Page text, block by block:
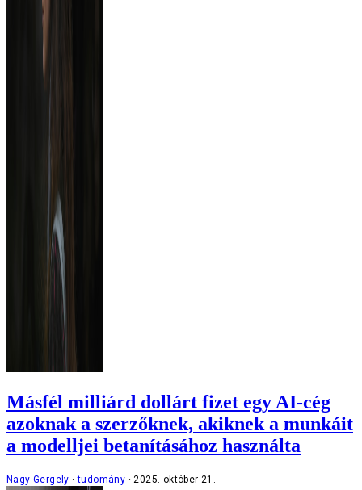
Másfél milliárd dollárt fizet egy AI-cég
azoknak a szerzőknek, akiknek a munkáit
a modelljei betanításához használta
Nagy Gergely tudomány 2025. október 21.